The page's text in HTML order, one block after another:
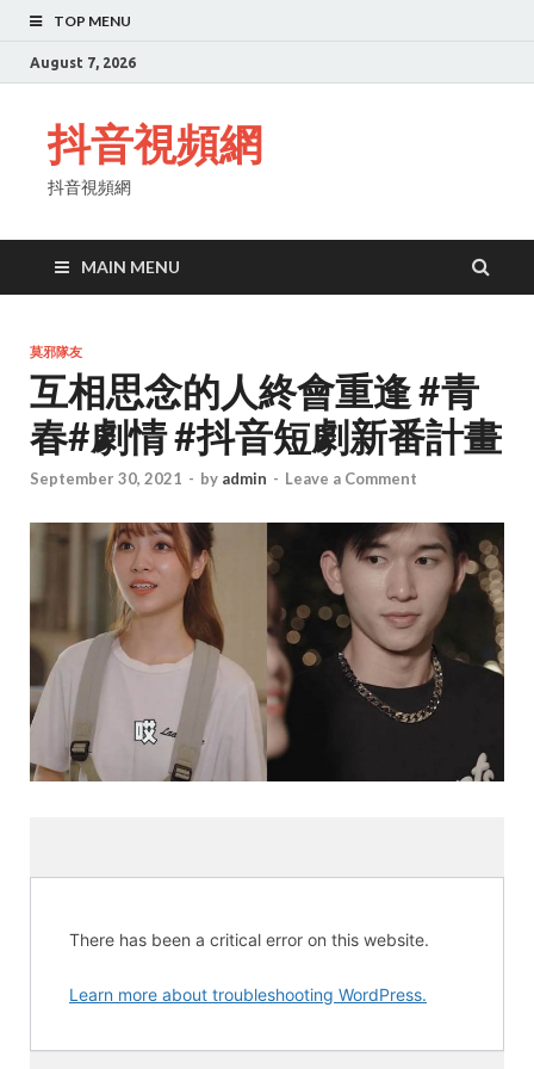
TOP MENU
August 7, 2026
抖音視頻網
抖音視頻網
MAIN MENU
莫邪隊友
互相思念的人終會重逢 #青
春#劇情 #抖音短劇新番計畫
September 30, 2021 - by admin - Leave a Comment